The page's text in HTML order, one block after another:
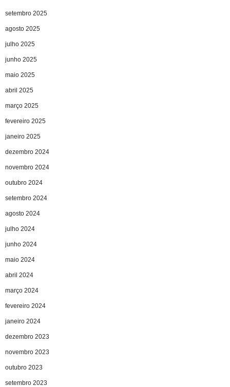
setembro 2025
agosto 2025
julho 2025
junho 2025
maio 2025
abril 2025
março 2025
fevereiro 2025
janeiro 2025
dezembro 2024
novembro 2024
outubro 2024
setembro 2024
agosto 2024
julho 2024
junho 2024
maio 2024
abril 2024
março 2024
fevereiro 2024
janeiro 2024
dezembro 2023
novembro 2023
outubro 2023
setembro 2023